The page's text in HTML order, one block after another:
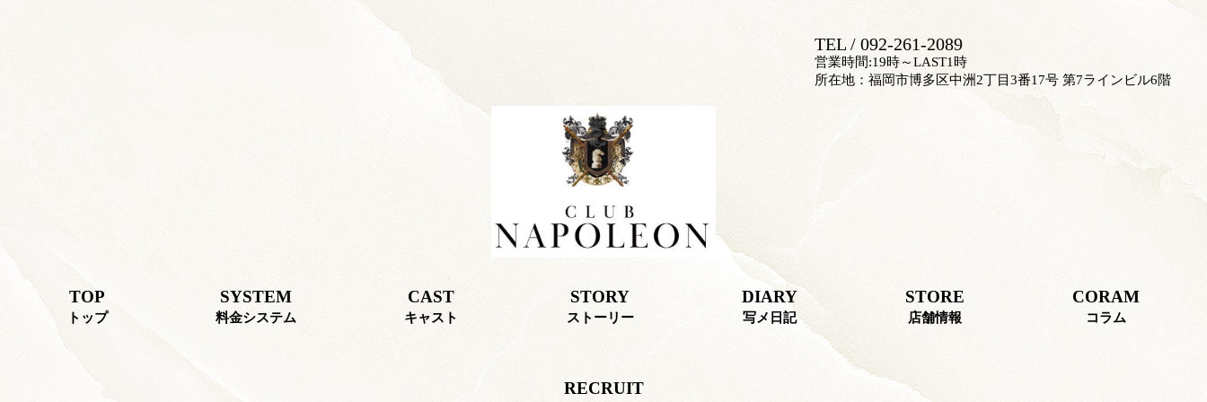
TEL / 092-261-2089
営業時間:19時～LAST1時
所在地：福岡市博多区中洲2丁目3番17号 第7ラインビル6階
TOP
トップ
SYSTEM
料金システム
CAST
キャスト
STORY
ストーリー
DIARY
写メ日記
STORE
店舗情報
CORAM
コラム
RECRUIT